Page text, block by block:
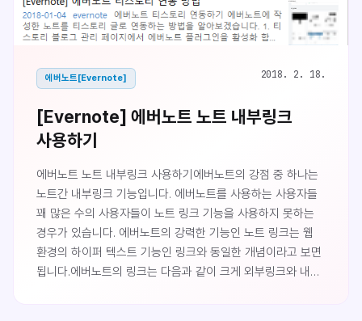
에버노트[Evernote] 2018. 2. 18.
[Evernote] 에버노트 노트 내부링크
사용하기
에버노트 노트 내부링크 사용하기에버노트의 강점 중 하나는
노트간 내부링크 기능입니다. 에버노트를 사용하는 사용자들
꽤 많은 수의 사용자들이 노트 링크 기능을 사용하지 못하는
경우가 있습니다. 에버노트의 강력한 기능인 노트 링크는 웹
환경의 하이퍼 텍스트 기능인 링크와 동일한 개념이라고 보면
됩니다.에버노트의 링크는 다음과 같이 크게 외부링크와 내부